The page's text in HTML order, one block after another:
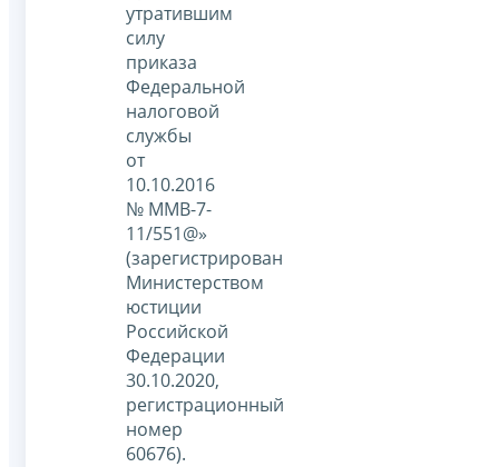
утратившим
силу
приказа
Федеральной
налоговой
службы
от
10.10.2016
№ ММВ-7-
11/551@»
(зарегистрирован
Министерством
юстиции
Российской
Федерации
30.10.2020,
регистрационный
номер
60676).